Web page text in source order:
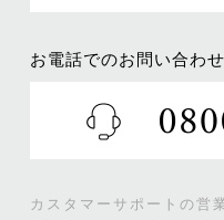
お電話でのお問い合わ
カスタマーサポートの営